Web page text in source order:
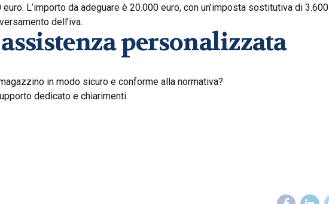
L’importo da adeguare è 20.000 euro, con un’imposta sostitutiva di 3.600
dell’iva.
personalizzata
in modo sicuro e conforme alla normativa?
dedicato e chiarimenti.